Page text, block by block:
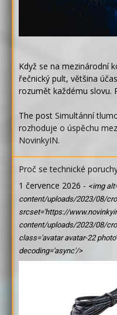
Když se na mezinárodní
řečnický pult, většina
rozumět každému
The post Simultánní
rozhoduje o úspěchu
NovinkyIN.
Proč se technické
1 července 2026 - <img
content/uploads/2023/08/
srcset='https://
content/uploads/2023/08/
class='avatar avatar-22
decoding='async'/>